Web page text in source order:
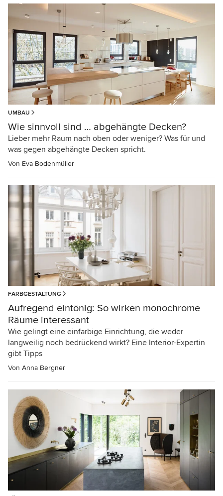
UMBAU
Wie sinnvoll sind … abgehängte Decken?
Lieber mehr Raum nach oben oder weniger? Was für und
was gegen abgehängte Decken spricht.
Von Eva Bodenmüller
FARBGESTALTUNG
Aufregend eintönig: So wirken monochrome
Räume interessant
Wie gelingt eine einfarbige Einrichtung, die weder
langweilig noch bedrückend wirkt? Eine Interior-Expertin
gibt Tipps
Von Anna Bergner